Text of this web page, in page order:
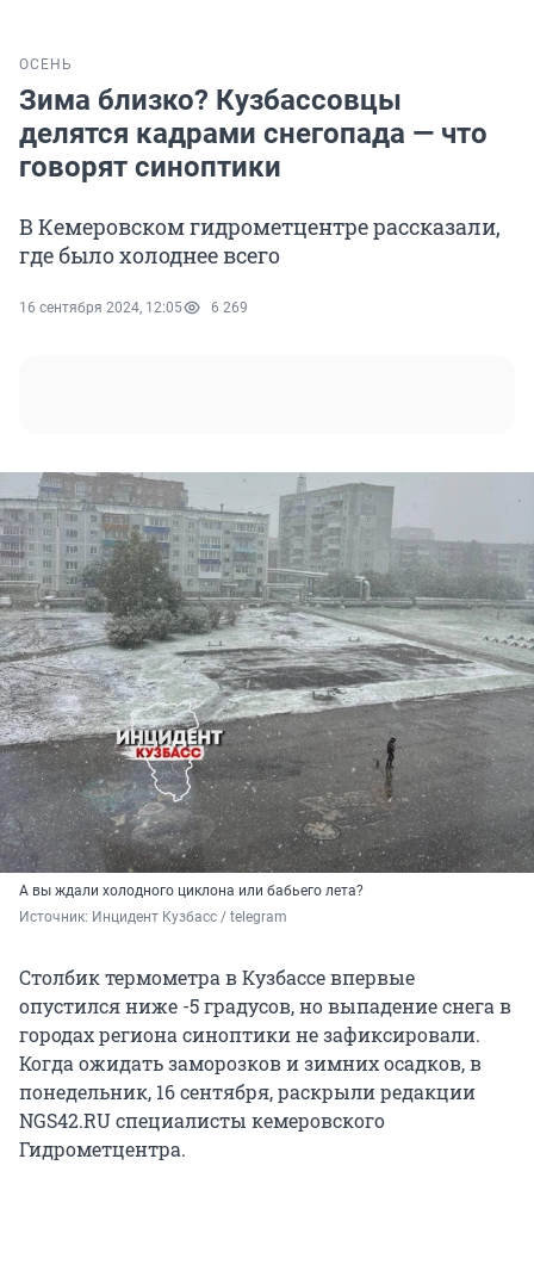
ОСЕНЬ
Зима близко? Кузбассовцы
делятся кадрами снегопада — что
говорят синоптики
В Кемеровском гидрометцентре рассказали,
где было холоднее всего
16 сентября 2024, 12:05 6 269
А вы ждали холодного циклона или бабьего лета?
Источник: Инцидент Кузбасс / telegram
Столбик термометра в Кузбассе впервые
опустился ниже -5 градусов, но выпадение снега в
городах региона синоптики не зафиксировали.
Когда ожидать заморозков и зимних осадков, в
понедельник, 16 сентября, раскрыли редакции
NGS42.RU специалисты кемеровского
Гидрометцентра.